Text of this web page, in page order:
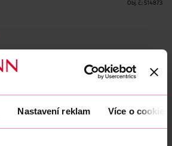
Nastavení reklam Více o cookies
Obj. č.: 514873